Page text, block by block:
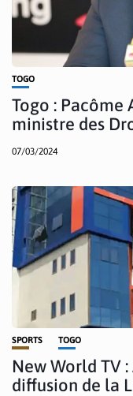
TOGO
Togo : Pacôme
ministre des
07/03/2024
SPORTS TOGO
New World TV
diffusion de la